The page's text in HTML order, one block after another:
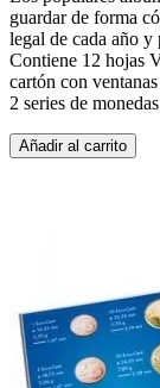
guardar de forma
legal de cada año y
Contiene 12 hojas
cartón con
2 series de
Añadir al carrito